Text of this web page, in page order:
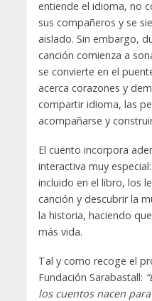
entiende el idioma, no
sus compañeros y se
aislado. Sin embargo,
canción comienza a
se convierte en el
acerca corazones y
compartir idioma, las
acompañarse y
El cuento incorpora
interactiva muy
incluido en el libro, los
canción y descubrir la
la historia, haciendo
más vida.
Tal y como recoge el
Fundación Sarabastall:
los cuentos nacen